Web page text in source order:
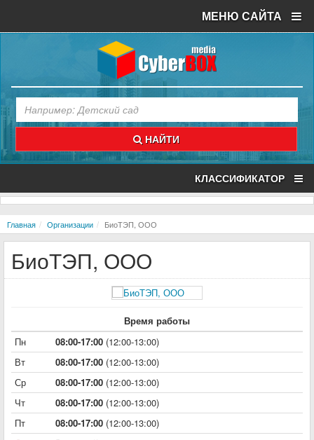
МЕНЮ САЙТА
НАЙТИ
КЛАССИФИКАТОР
Главная Организации БиоТЭП, ООО
БиоТЭП, ООО
Время работы
Пн
08:00-17:00 (12:00-13:00)
Вт
08:00-17:00 (12:00-13:00)
Ср
08:00-17:00 (12:00-13:00)
Чт
08:00-17:00 (12:00-13:00)
Пт
08:00-17:00 (12:00-13:00)